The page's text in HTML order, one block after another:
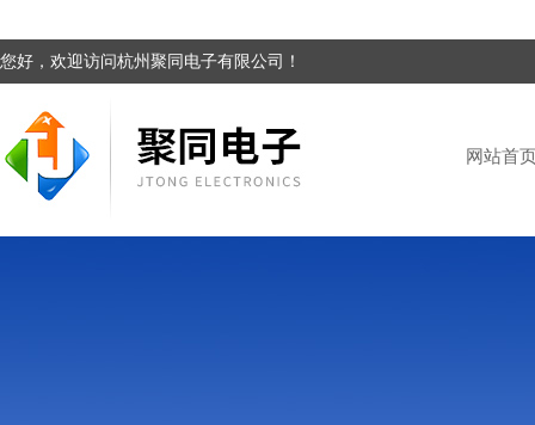
您好，欢迎访问杭州聚同电子有限公司！
网站首